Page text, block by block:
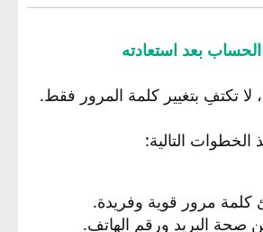
بعد استعادته
لا تكتفِ بتغيير كلمة المرور فقط.
الخطوات التالية:
كلمة مرور قوية وفريدة.
صحة البريد ورقم الهاتف.